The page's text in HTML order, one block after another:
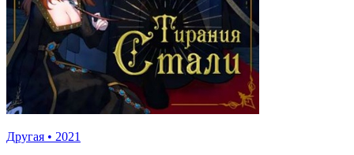
Другая • 2021